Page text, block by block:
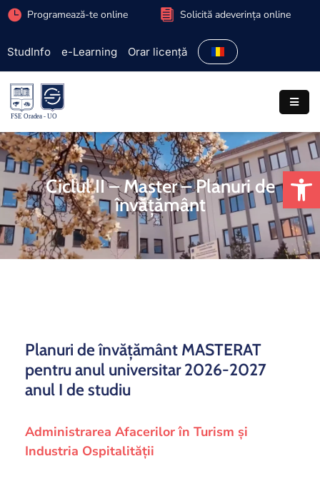
Programează-te online Solicită adeverința online
StudInfo e-Learning Orar licență
Admitere
studiu
Studenți
Cercetare
Internațional
proiecte
Ciclul II – Master – Planuri de
învăţământ
Planuri de învăţământ MASTERAT
pentru anul universitar 2026-2027
anul I de studiu
Administrarea Afacerilor în Turism și
Industria Ospitalității